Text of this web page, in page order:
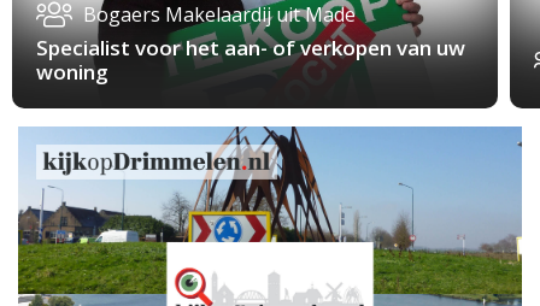
Bogaers Makelaardij uit Made
Specialist voor het aan- of verkopen van uw
woning